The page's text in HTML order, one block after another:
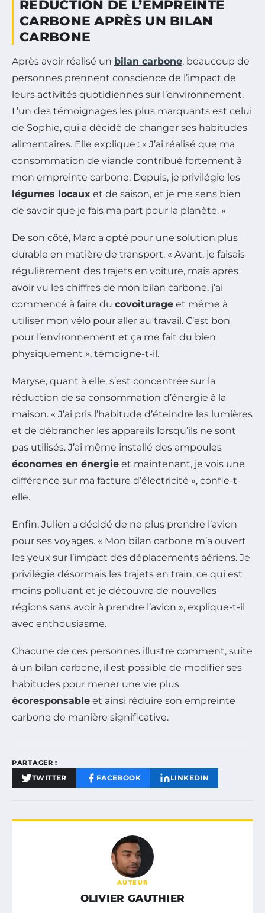
RÉDUCTION DE L’EMPREINTE
CARBONE APRÈS UN BILAN
CARBONE
Après avoir réalisé un bilan carbone, beaucoup de
personnes prennent conscience de l’impact de
leurs activités quotidiennes sur l’environnement.
L’un des témoignages les plus marquants est celui
de Sophie, qui a décidé de changer ses habitudes
alimentaires. Elle explique : « J’ai réalisé que ma
consommation de viande contribué fortement à
mon empreinte carbone. Depuis, je privilégie les
légumes locaux et de saison, et je me sens bien
de savoir que je fais ma part pour la planète. »
De son côté, Marc a opté pour une solution plus
durable en matière de transport. « Avant, je faisais
régulièrement des trajets en voiture, mais après
avoir vu les chiffres de mon bilan carbone, j’ai
commencé à faire du covoiturage et même à
utiliser mon vélo pour aller au travail. C’est bon
pour l’environnement et ça me fait du bien
physiquement », témoigne-t-il.
Maryse, quant à elle, s’est concentrée sur la
réduction de sa consommation d’énergie à la
maison. « J’ai pris l’habitude d’éteindre les lumières
et de débrancher les appareils lorsqu’ils ne sont
pas utilisés. J’ai même installé des ampoules
économes en énergie et maintenant, je vois une
différence sur ma facture d’électricité », confie-t-
elle.
Enfin, Julien a décidé de ne plus prendre l’avion
pour ses voyages. « Mon bilan carbone m’a ouvert
les yeux sur l’impact des déplacements aériens. Je
privilégie désormais les trajets en train, ce qui est
moins polluant et je découvre de nouvelles
régions sans avoir à prendre l’avion », explique-t-il
avec enthousiasme.
Chacune de ces personnes illustre comment, suite
à un bilan carbone, il est possible de modifier ses
habitudes pour mener une vie plus
écoresponsable et ainsi réduire son empreinte
carbone de manière significative.
PARTAGER :
TWITTER FACEBOOK LINKEDIN
AUTEUR
OLIVIER GAUTHIER